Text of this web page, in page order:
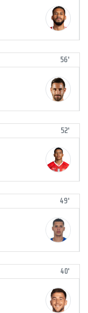
56'
52'
49'
40'